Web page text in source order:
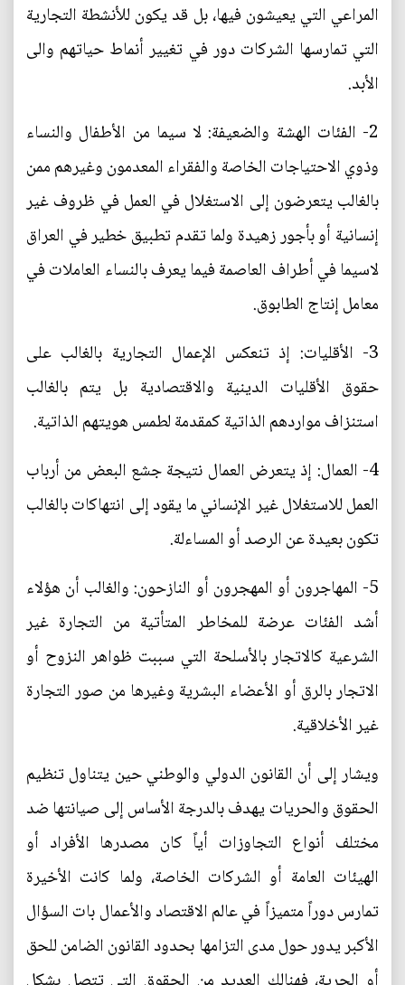
المراعي التي يعيشون فيها، بل قد يكون للأنشطة التجارية
التي تمارسها الشركات دور في تغيير أنماط حياتهم والى
الأبد.
2- الفئات الهشة والضعيفة: لا سيما من الأطفال والنساء
وذوي الاحتياجات الخاصة والفقراء المعدمون وغيرهم ممن
بالغالب يتعرضون إلى الاستغلال في العمل في ظروف غير
إنسانية أو بأجور زهيدة ولما تقدم تطبيق خطير في العراق
لاسيما في أطراف العاصمة فيما يعرف بالنساء العاملات في
معامل إنتاج الطابوق.
3- الأقليات: إذ تنعكس الإعمال التجارية بالغالب على
حقوق الأقليات الدينية والاقتصادية بل يتم بالغالب
استنزاف مواردهم الذاتية كمقدمة لطمس هويتهم الذاتية.
4- العمال: إذ يتعرض العمال نتيجة جشع البعض من أرباب
العمل للاستغلال غير الإنساني ما يقود إلى انتهاكات بالغالب
تكون بعيدة عن الرصد أو المساءلة.
5- المهاجرون أو المهجرون أو النازحون: والغالب أن هؤلاء
أشد الفئات عرضة للمخاطر المتأتية من التجارة غير
الشرعية كالاتجار بالأسلحة التي سببت ظواهر النزوح أو
الاتجار بالرق أو الأعضاء البشرية وغيرها من صور التجارة
غير الأخلاقية.
ويشار إلى أن القانون الدولي والوطني حين يتناول تنظيم
الحقوق والحريات يهدف بالدرجة الأساس إلى صيانتها ضد
مختلف أنواع التجاوزات أياً كان مصدرها الأفراد أو
الهيئات العامة أو الشركات الخاصة، ولما كانت الأخيرة
تمارس دوراً متميزاً في عالم الاقتصاد والأعمال بات السؤال
الأكبر يدور حول مدى التزامها بحدود القانون الضامن للحق